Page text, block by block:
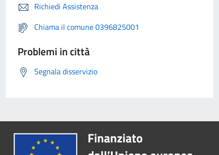
Richiedi Assistenza
Chiama il comune 0396825001
Problemi in città
Segnala disservizio